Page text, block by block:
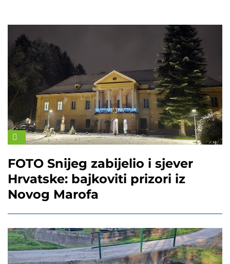
FOTO Snijeg zabijelio i sjever
Hrvatske: bajkoviti prizori iz
Novog Marofa